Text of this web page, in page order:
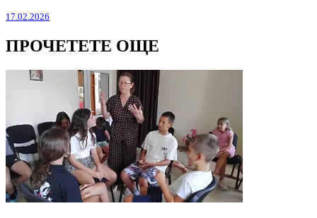
17.02.2026
ПРОЧЕТЕТЕ ОЩЕ